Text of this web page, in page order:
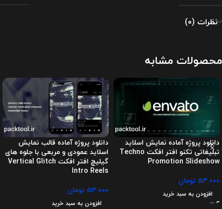
نظرات (0)
محصولات مشابه
دانلود پروژه آماده نمایش اسلاید
تبلیغاتی تکنو افتر افکت Techno
Promotion Slideshow
۵۳.۰۰۰ تومان
افزودن به سبد خرید
دانلود پروژه آماده قالب نمایش
اسلاید عمودی و مربعی با جلوه های
گیلیچ افتر افکت Vertical Glitch
Intro Reels
۵۳.۰۰۰ تومان
افزودن به سبد خرید